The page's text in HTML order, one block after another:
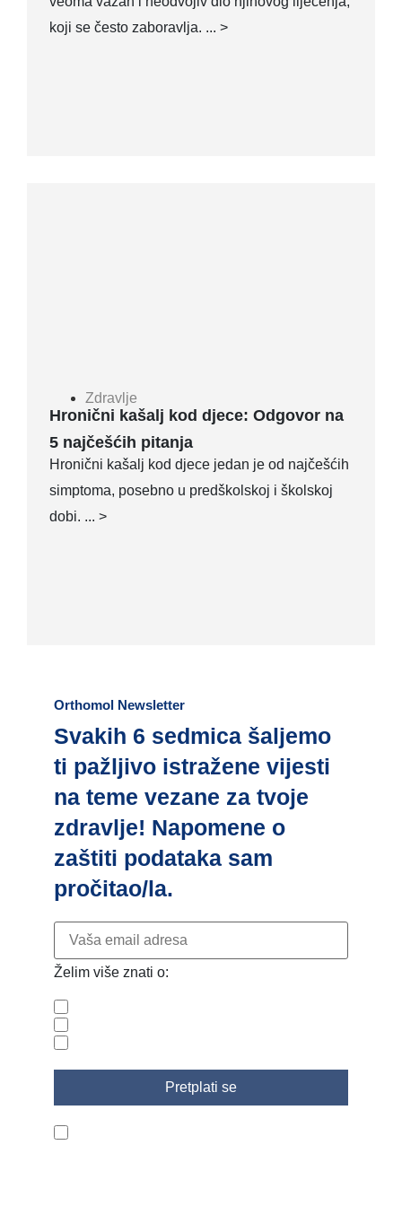
koji se često zaboravlja. ... >
Zdravlje
Hronični kašalj kod djece: Odgovor na
5 najčešćih pitanja
Hronični kašalj kod djece jedan je od najčešćih
simptoma, posebno u predškolskoj i školskoj
dobi. ... >
Orthomol Newsletter
Svakih 6 sedmica šaljemo
ti pažljivo istražene vijesti
na teme vezane za tvoje
zdravlje! Napomene o
zaštiti podataka sam
pročitao/la.
Želim više znati o: